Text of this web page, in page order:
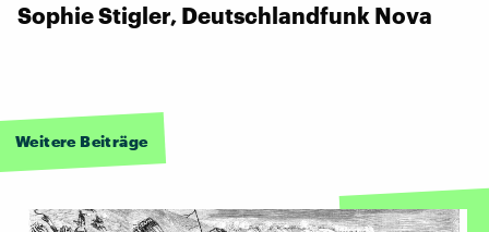
Sophie Stigler, Deutschlandfunk Nova
Weitere Beiträge